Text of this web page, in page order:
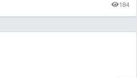
184